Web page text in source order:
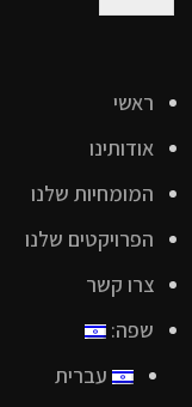
ראשי
אודותינו
המומחיות שלנו
הפרויקטים שלנו
צרו קשר
שפה:
עברית